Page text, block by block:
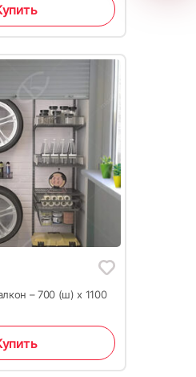
– 700 (ш) x 1100